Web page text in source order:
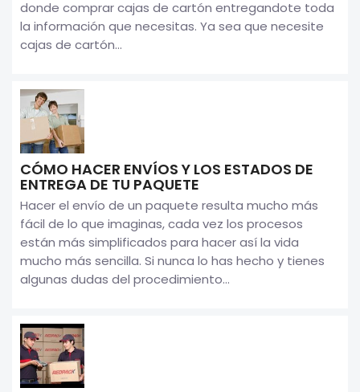
donde comprar cajas de cartón entregandote toda
la información que necesitas. Ya sea que necesite
cajas de cartón...
CÓMO HACER ENVÍOS Y LOS ESTADOS DE
ENTREGA DE TU PAQUETE
Hacer el envío de un paquete resulta mucho más
fácil de lo que imaginas, cada vez los procesos
están más simplificados para hacer así la vida
mucho más sencilla. Si nunca lo has hecho y tienes
algunas dudas del procedimiento...